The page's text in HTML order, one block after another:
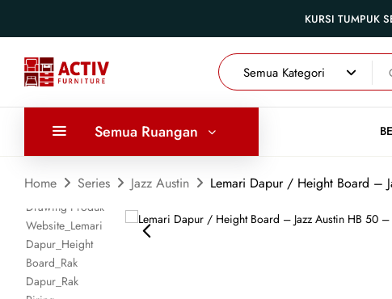
KURSI TUMPUK
Semua Kategori
Semua Ruangan
Home Series Jazz Austin Lemari Dapur / Height Board –